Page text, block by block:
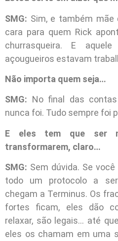
SMG: Sim, e também mãe
cara para quem Rick
churrasqueira. E
açougueiros estavam
Não importa quem seja…
SMG: No final das
nunca foi. Tudo sempre foi
E eles tem que ser
transformarem, claro…
SMG: Sem dúvida. Se
todo um protocolo a
chegam a Terminus. Os
fortes ficam, eles dão
relaxar, são legais… até
eles os chamam em uma